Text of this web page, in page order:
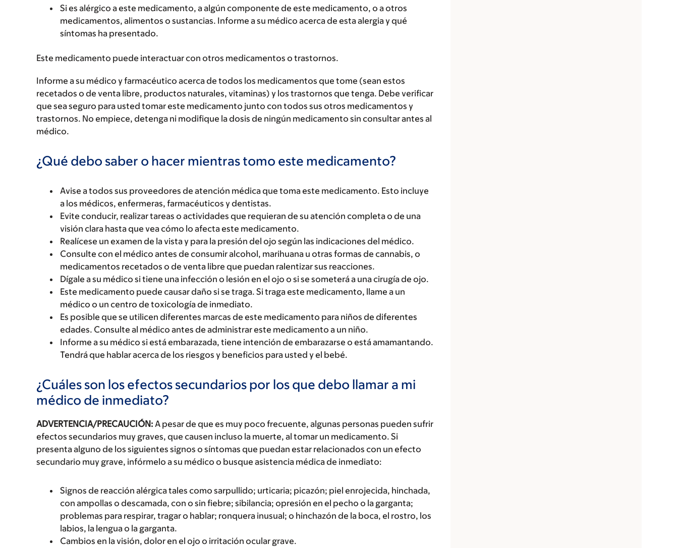
Si es alérgico a este medicamento, a algún componente de este medicamento, o a otros
medicamentos, alimentos o sustancias. Informe a su médico acerca de esta alergia y qué
síntomas ha presentado.
Este medicamento puede interactuar con otros medicamentos o trastornos.
Informe a su médico y farmacéutico acerca de todos los medicamentos que tome (sean estos
recetados o de venta libre, productos naturales, vitaminas) y los trastornos que tenga. Debe verificar
que sea seguro para usted tomar este medicamento junto con todos sus otros medicamentos y
trastornos. No empiece, detenga ni modifique la dosis de ningún medicamento sin consultar antes al
médico.
¿Qué debo saber o hacer mientras tomo este medicamento?
Avise a todos sus proveedores de atención médica que toma este medicamento. Esto incluye
a los médicos, enfermeras, farmacéuticos y dentistas.
Evite conducir, realizar tareas o actividades que requieran de su atención completa o de una
visión clara hasta que vea cómo lo afecta este medicamento.
Realícese un examen de la vista y para la presión del ojo según las indicaciones del médico.
Consulte con el médico antes de consumir alcohol, marihuana u otras formas de cannabis, o
medicamentos recetados o de venta libre que puedan ralentizar sus reacciones.
Dígale a su médico si tiene una infección o lesión en el ojo o si se someterá a una cirugía de ojo.
Este medicamento puede causar daño si se traga. Si traga este medicamento, llame a un
médico o un centro de toxicología de inmediato.
Es posible que se utilicen diferentes marcas de este medicamento para niños de diferentes
edades. Consulte al médico antes de administrar este medicamento a un niño.
Informe a su médico si está embarazada, tiene intención de embarazarse o está amamantando.
Tendrá que hablar acerca de los riesgos y beneficios para usted y el bebé.
¿Cuáles son los efectos secundarios por los que debo llamar a mi
médico de inmediato?
ADVERTENCIA/PRECAUCIÓN: A pesar de que es muy poco frecuente, algunas personas pueden sufrir
efectos secundarios muy graves, que causen incluso la muerte, al tomar un medicamento. Si
presenta alguno de los siguientes signos o síntomas que puedan estar relacionados con un efecto
secundario muy grave, infórmelo a su médico o busque asistencia médica de inmediato:
Signos de reacción alérgica tales como sarpullido; urticaria; picazón; piel enrojecida, hinchada,
con ampollas o descamada, con o sin fiebre; sibilancia; opresión en el pecho o la garganta;
problemas para respirar, tragar o hablar; ronquera inusual; o hinchazón de la boca, el rostro, los
labios, la lengua o la garganta.
Cambios en la visión, dolor en el ojo o irritación ocular grave.